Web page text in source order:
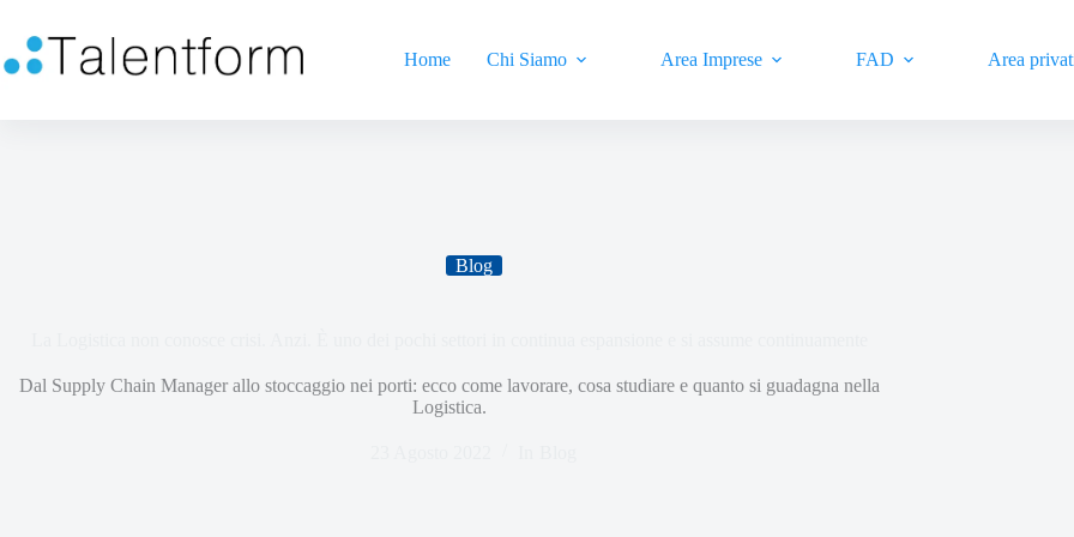
Home Chi Siamo Area Imprese FAD Area
Blog
Dal Supply Chain Manager allo stoccaggio nei porti: ecco come lavorare, cosa studiare e quanto si guadagna nella
Logistica.